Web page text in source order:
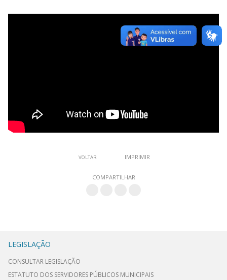
VOLTAR IMPRIMIR
COMPARTILHAR
LEGISLAÇÃO
CONSULTAR LEGISLAÇÃO
ESTATUTO DOS SERVIDORES PÚBLICOS MUNICIPAIS